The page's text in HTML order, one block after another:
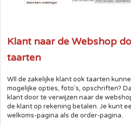
Klant naar de Webshop
taarten
Wll de zakelijke klant ook taarten
mogelijke opties, foto's, opschriften?
klant door te verwijzen naar de
de klant op rekening betalen. Je kunt
welkoms-pagina als de order-pagina.